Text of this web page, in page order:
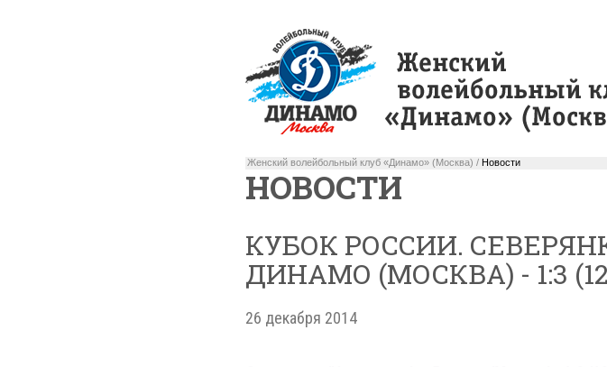
Женский волейбольный клуб «Динамо» (Москва) / Новости
НОВОСТИ
КУБОК РОССИИ.
ДИНАМО (МОСКВА) - 1:3
26 декабря 2014